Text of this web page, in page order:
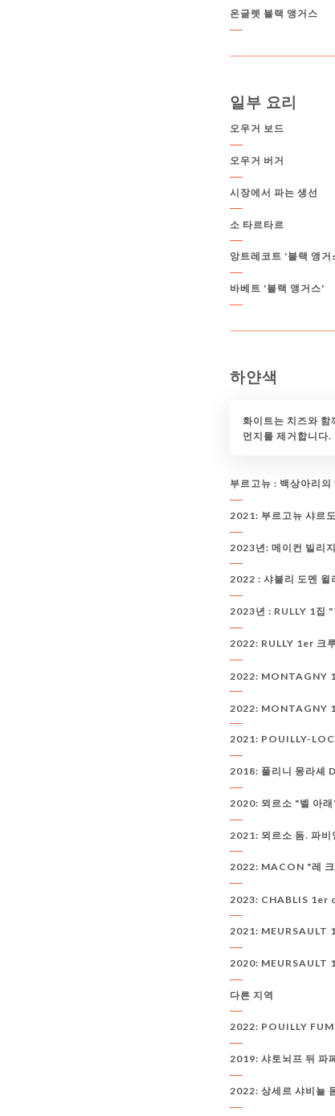
온글렛 블랙 앵거스
일부 요리
오우거 보드
오우거 버거
시장에서 파는 생선
소 타르타르
앙트레코트 '블랙 앵거
바베트 '블랙 앵거스'
하얀색
화이트는 치즈와 함
먼지를 제거합니다.
부르고뉴 : 백상아리의
2021: 부르고뉴 샤르
2023년: 메이컨 빌리
2022 : 샤블리 도멘 윌
2023년 : RULLY 1집
2022: RULLY 1er 크
2022: MONTAGNY
2022: MONTAGNY
2021: POUILLY-
2018: 풀리니 몽라셰
2020: 뫼르소 "벨 아
2021: 뫼르소 돔. 파비
2022: MACON "레 크
2023: CHABLIS 1er
2021: MEURSAULT
2020: MEURSAULT
다른 지역
2022: POUILLY
2019: 샤토뇌프 뒤 파
2022: 상세르 샤비뇰